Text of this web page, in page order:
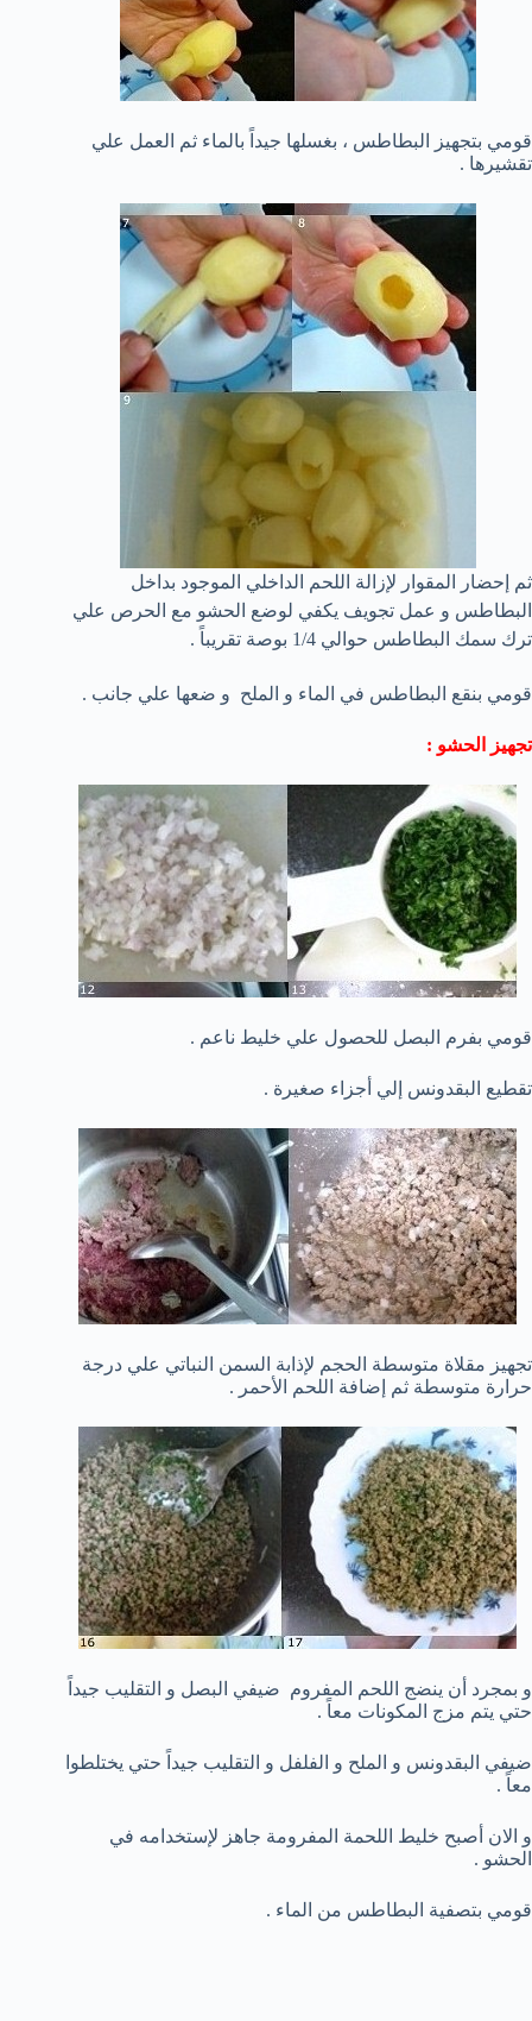
قومي بتجهيز البطاطس ، بغسلها جيداً بالماء ثم العمل علي
تقشيرها .
ثم إحضار المقوار لإزالة اللحم الداخلي الموجود بداخل
البطاطس و عمل تجويف يكفي لوضع الحشو مع الحرص علي
ترك سمك البطاطس حوالي 1/4 بوصة تقريباً .
قومي بنقع البطاطس في الماء و الملح و ضعها علي جانب .
تجهيز الحشو :
قومي بفرم البصل للحصول علي خليط ناعم .
تقطيع البقدونس إلي أجزاء صغيرة .
تجهيز مقلاة متوسطة الحجم لإذابة السمن النباتي علي درجة
حرارة متوسطة ثم إضافة اللحم الأحمر .
و بمجرد أن ينضج اللحم المفروم ضيفي البصل و التقليب جيداً
حتي يتم مزج المكونات معاً .
ضيفي البقدونس و الملح و الفلفل و التقليب جيداً حتي يختلطوا
معاً .
و الان أصبح خليط اللحمة المفرومة جاهز لإستخدامه في
الحشو .
قومي بتصفية البطاطس من الماء .